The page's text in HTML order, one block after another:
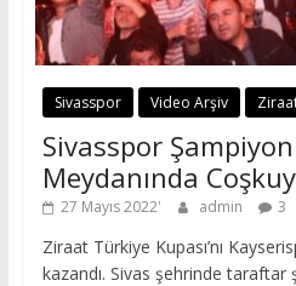
Sivasspor Video Arşiv
Sivasspor
Meydanında
27 Mayıs 2022 admin 3
Ziraat Türkiye Kupası’nı
kazandı. Sivas şehrinde taraftar